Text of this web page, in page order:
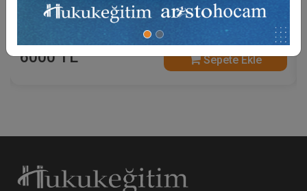
Miras Mevzuatından Kaynaklı Nitelikli
Hesaplamalar Eğitimi (2 Eğitmen - 2 Video)
6000 TL Sepete Ekle